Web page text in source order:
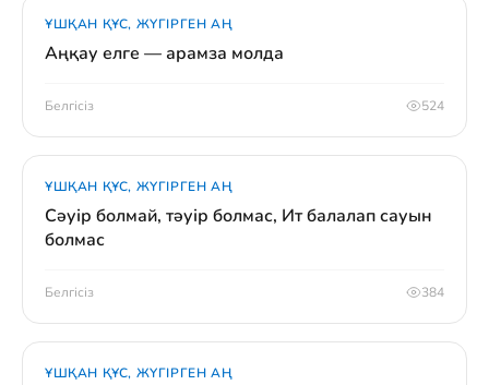
ҰШҚАН ҚҰС, ЖҮГІРГЕН АҢ
Аңқау елге — арамза молда
Белгісіз 524
ҰШҚАН ҚҰС, ЖҮГІРГЕН АҢ
Сәуір болмай, тәуір болмас, Ит балалап сауын
болмас
Белгісіз 384
ҰШҚАН ҚҰС, ЖҮГІРГЕН АҢ